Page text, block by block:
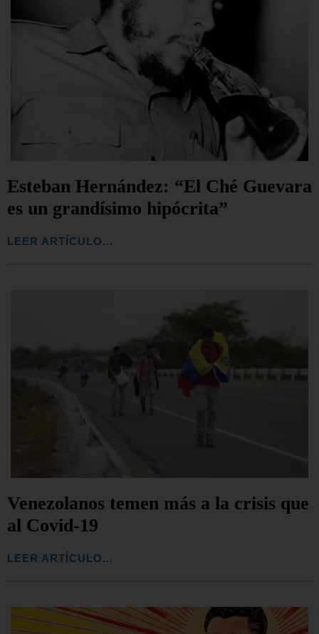
Esteban Hernández: “El Ché Guevara
es un grandísimo hipócrita”
LEER ARTÍCULO...
Venezolanos temen más a la crisis que
al Covid-19
LEER ARTÍCULO...